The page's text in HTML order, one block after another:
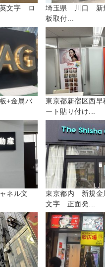
文字 ロ
埼玉県 川口 新
板取付...
+金属バ
東京都新宿区西
ート貼り付け...
ネル文
東京都内 新規金
文字 正面発...